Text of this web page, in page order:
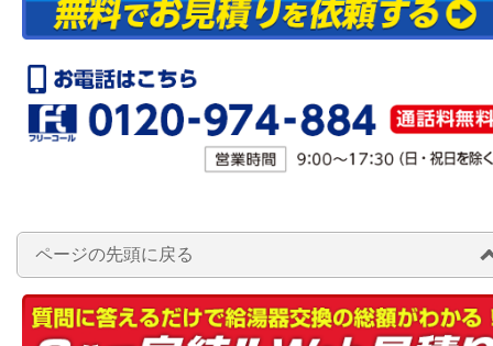
ページの先頭に戻る